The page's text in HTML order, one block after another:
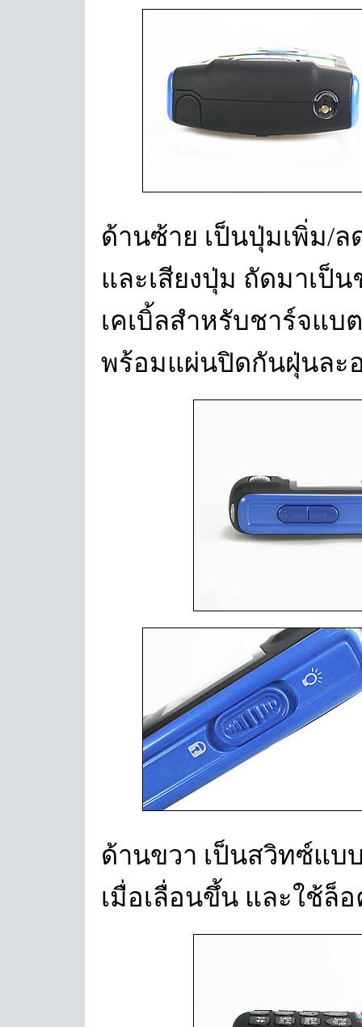
ด้านซ้าย เป็นปุ่มเพิ่ม/ล
และเสียงปุ่ม ถัดมาเป็
เคเบิ้ลสำหรับชาร์จแบ
พร้อมแผ่นปิดกันฝุ่นละ
ด้านขวา เป็นสวิทซ์แบ
เมื่อเลื่อนขึ้น และใช้ล็